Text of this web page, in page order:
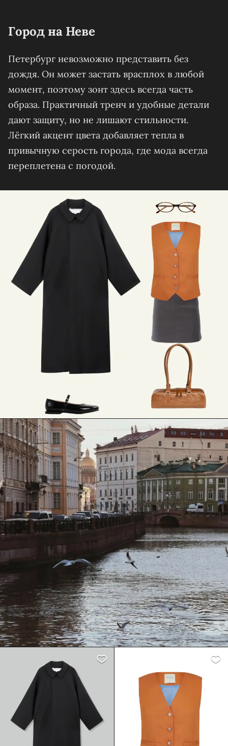
Город на Неве
Петербург невозможно представить без
дождя. Он может застать врасплох в любой
момент, поэтому зонт здесь всегда часть
образа. Практичный тренч и удобные детали
дают защиту, но не лишают стильности.
Лёгкий акцент цвета добавляет тепла в
привычную серость города, где мода всегда
переплетена с погодой.